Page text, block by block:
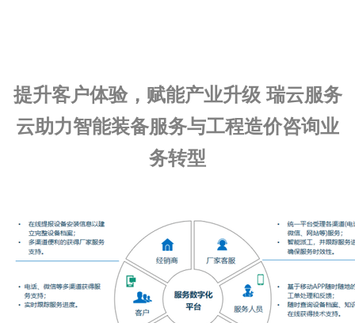
提升客户体验，赋能产业升级 瑞云服务
云助力智能装备服务与工程造价咨询业
务转型